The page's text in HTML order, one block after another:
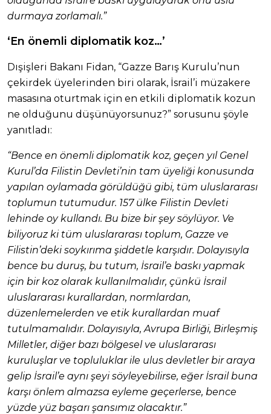
durmaya zorlamalı.”
‘En önemli diplomatik koz…’
Dışişleri Bakanı Fidan, “Gazze Barış Kurulu’nun
çekirdek üyelerinden biri olarak, İsrail’i müzakere
masasına oturtmak için en etkili diplomatik kozun
ne olduğunu düşünüyorsunuz?” sorusunu şöyle
yanıtladı:
“Bence en önemli diplomatik koz, geçen yıl Genel
Kurul’da Filistin Devleti’nin tam üyeliği konusunda
yapılan oylamada görüldüğü gibi, tüm uluslararası
toplumun tutumudur. 157 ülke Filistin Devleti
lehinde oy kullandı. Bu bize bir şey söylüyor. Ve
biliyoruz ki tüm uluslararası toplum, Gazze ve
Filistin’deki soykırıma şiddetle karşıdır. Dolayısıyla
bence bu duruş, bu tutum, İsrail’e baskı yapmak
için bir koz olarak kullanılmalıdır, çünkü İsrail
uluslararası kurallardan, normlardan,
düzenlemelerden ve etik kurallardan muaf
tutulmamalıdır. Dolayısıyla, Avrupa Birliği, Birleşmiş
Milletler, diğer bazı bölgesel ve uluslararası
kuruluşlar ve topluluklar ile ulus devletler bir araya
gelip İsrail’e aynı şeyi söyleyebilirse, eğer İsrail buna
karşı önlem almazsa eyleme geçerlerse, bence
yüzde yüz başarı şansımız olacaktır.”